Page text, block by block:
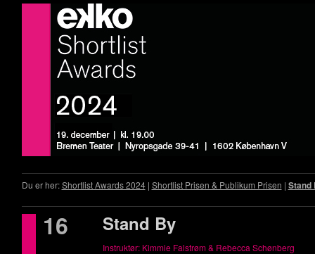
Du er her:Shortlist Awards 2024| Shortlist Prisen & Publikum Prisen | Stand
16 Stand By
Instruktør: Kimmie Falstrøm & Rebecca Schønberg